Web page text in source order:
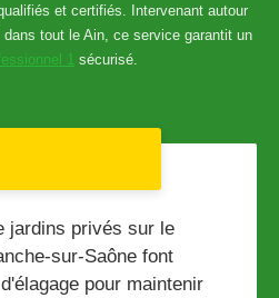
et certifiés. Intervenant autour
tout le Ain, ce service garantit un
1 sécurisé.
jardins privés sur le
sur-Saône font
pour maintenir